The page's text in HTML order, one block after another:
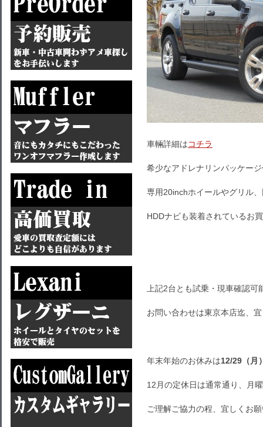
車輛詳細はコチラ
希少なアドレナリンパッケー
専用20inchホイールやグリル
HDDナビも装着されているお
上記2台とも試乗・現車確認可
お問い合わせは東京本店迄、
年末年始のお休みは12/29（月
12月の定休日は通常通り、月
ご理解ご協力の程、宜しくお